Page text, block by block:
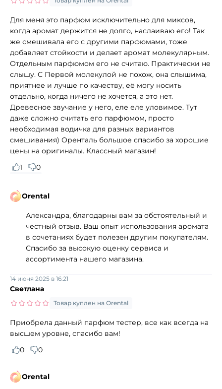
Для меня это парфюм исключительно для миксов,
когда аромат держится не долго, наслаиваю его! Так
же смешивала его с другими парфюмами, тоже
добавляет стойкости и делает аромат молекулярным.
Отдельным парфюмом его не считаю. Практически не
слышу. С Первой молекулой не похож, она слышима,
приятнее и лучше по качеству, её могу носить
отдельно, когда ничего не хочется, а это нет.
Древесное звучание у него, еле еле уловимое. Тут
даже сложно считать его парфюмом, просто
необходимая водичка для разных вариантов
смешивания) Оренталь большое спасибо за хорошие
цены на оригиналы. Классный магазин!
1
0
Orental
Александра, благодарны вам за обстоятельный и
честный отзыв. Ваш опыт использования аромата
в сочетаниях будет полезен другим покупателям.
Спасибо за высокую оценку сервиса и
ассортимента нашего магазина.
Светлана
14 июня 2025 в 16:21
Товар куплен на Orental
Приобрела данный парфюм тестер, все как всегда на
высшем уровне, спасибо вам!
0
0
Orental